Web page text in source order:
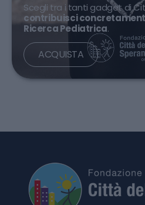
Scegli tra i tanti gadget di
contribuisci
Ricerca Pediatrica.
ACQUISTA